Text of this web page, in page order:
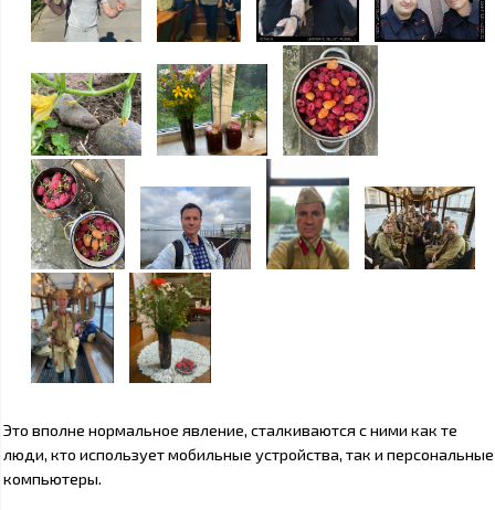
Это вполне нормальное явление, сталкиваются с ними как те
люди, кто использует мобильные устройства, так и персональные
компьютеры.